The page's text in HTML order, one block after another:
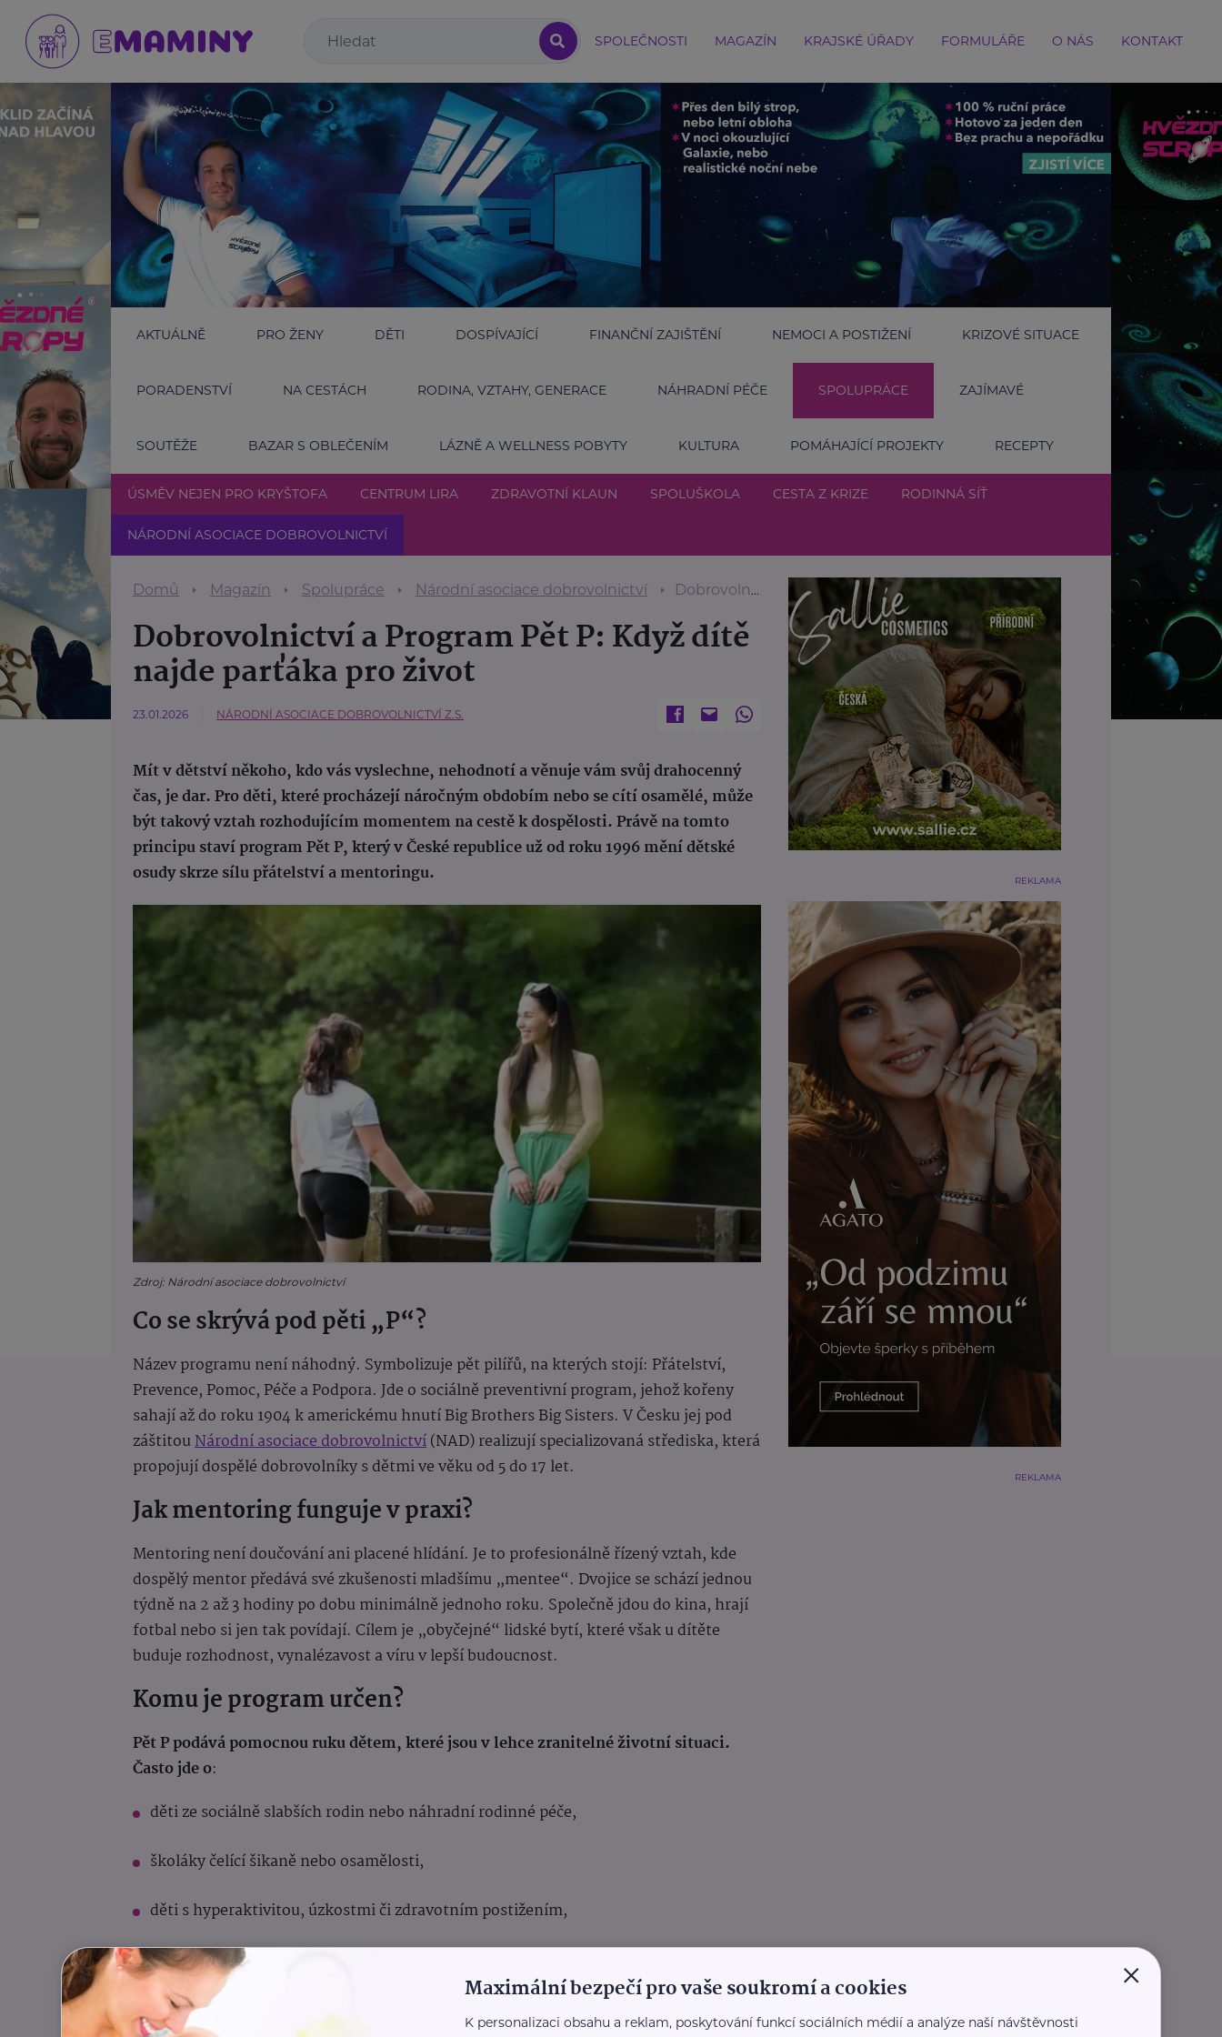
SPOLEČNOSTI MAGAZÍN KRAJSKÉ ÚŘADY FORMULÁŘE O NÁS KONTAKT
AKTUÁLNĚ PRO ŽENY DĚTI DOSPÍVAJÍCÍ FINANČNÍ ZAJIŠTĚNÍ NEMOCI A POSTIŽENÍ KRIZOVÉ SITUACE
PORADENSTVÍ NA CESTÁCH RODINA, VZTAHY, GENERACE NÁHRADNÍ PÉČE SPOLUPRÁCE ZAJÍMAVÉ
SOUTĚŽE BAZAR S OBLEČENÍM LÁZNĚ A WELLNESS POBYTY KULTURA POMÁHAJÍCÍ PROJEKTY RECEPTY
ÚSMĚV NEJEN PRO KRYŠTOFA CENTRUM LIRA ZDRAVOTNÍ KLAUN SPOLUŠKOLA CESTA Z KRIZE RODINNÁ SÍŤ
NÁRODNÍ ASOCIACE DOBROVOLNICTVÍ
Domů Magazín Spolupráce Národní asociace dobrovolnictví Dobrovolnictví a Program Pět P: Když dítě najde parťáka pro život
Dobrovolnictví a Program Pět P: Když dítě
najde parťáka pro život
23.01.2026 NÁRODNÍ ASOCIACE DOBROVOLNICTVÍ Z.S.
Mít v dětství někoho, kdo vás vyslechne, nehodnotí a věnuje vám svůj drahocenný
čas, je dar. Pro děti, které procházejí náročným obdobím nebo se cítí osamělé, může
být takový vztah rozhodujícím momentem na cestě k dospělosti. Právě na tomto
principu staví program Pět P, který v České republice už od roku 1996 mění dětské
osudy skrze sílu přátelství a mentoringu.
Zdroj: Národní asociace dobrovolnictví
Co se skrývá pod pěti „P“?
Název programu není náhodný. Symbolizuje pět pilířů, na kterých stojí: Přátelství,
Prevence, Pomoc, Péče a Podpora. Jde o sociálně preventivní program, jehož kořeny
sahají až do roku 1904 k americkému hnutí Big Brothers Big Sisters. V Česku jej pod
záštitouNárodní asociace dobrovolnictví(NAD) realizují specializovaná střediska, která
propojují dospělé dobrovolníky s dětmi ve věku od 5 do 17 let.
Jak mentoring funguje v praxi?
Mentoring není doučování ani placené hlídání. Je to profesionálně řízený vztah, kde
dospělý mentor předává své zkušenosti mladšímu „mentee“. Dvojice se schází jednou
týdně na 2 až 3 hodiny po dobu minimálně jednoho roku. Společně jdou do kina, hrají
fotbal nebo si jen tak povídají. Cílem je „obyčejné“ lidské bytí, které však u dítěte
buduje rozhodnost, vynalézavost a víru v lepší budoucnost.
Komu je program určen?
Pět P podává pomocnou ruku dětem, které jsou v lehce zranitelné životní situaci.
Často jde o:
děti ze sociálně slabších rodin nebo náhradní rodinné péče,
školáky čelící šikaně nebo osamělosti,
děti s hyperaktivitou, úzkostmi či zdravotním postižením,
nové přistěhovalce hledající cestu do české společnosti.
Do programu děti doporučují odborníci
(psychologové, učitelé či sociální pracovníci),
REKLAMA
REKLAMA
×
Maximální bezpečí pro vaše soukromí a cookies
K personalizaci obsahu a reklam, poskytování funkcí sociálních médií a analýze naší návštěvnosti